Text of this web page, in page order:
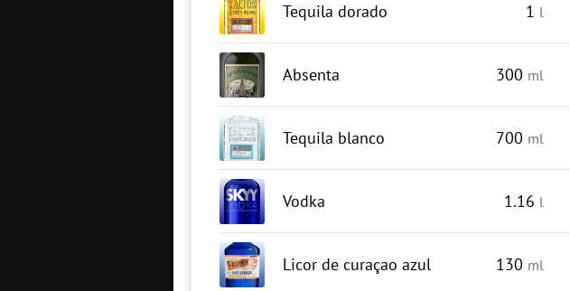
Tequila dorado 1 l
Absenta 300 ml
Tequila blanco 700 ml
Vodka 1.16 l
Licor de curaçao azul 130 ml